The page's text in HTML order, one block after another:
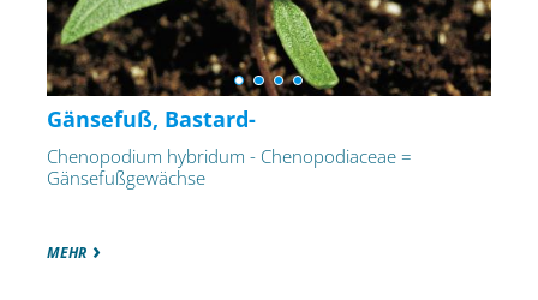
Gänsefuß, Bastard-
Chenopodium hybridum - Chenopodiaceae =
Gänsefußgewächse
MEHR